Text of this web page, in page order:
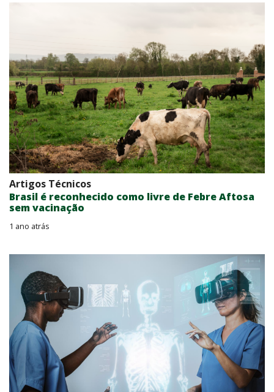
Artigos Técnicos
Brasil é reconhecido como livre de Febre Aftosa
sem vacinação
1 ano atrás